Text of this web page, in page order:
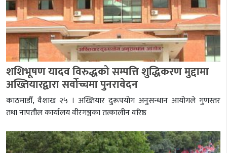
शशिभूषण यादव विरुद्धको सम्पत्ति शुद्धिकरण मुद्दामा
अख्तियारद्वारा सर्वोच्चमा पुनरावेदन
काठमाडौँ, वैशाख २५ । अख्तियार दुरूपयोग अनुसन्धान आयोगले गुणस्तर
तथा नापतौल कार्यालय वीरगञ्जका तत्कालीन वरिष्ठ